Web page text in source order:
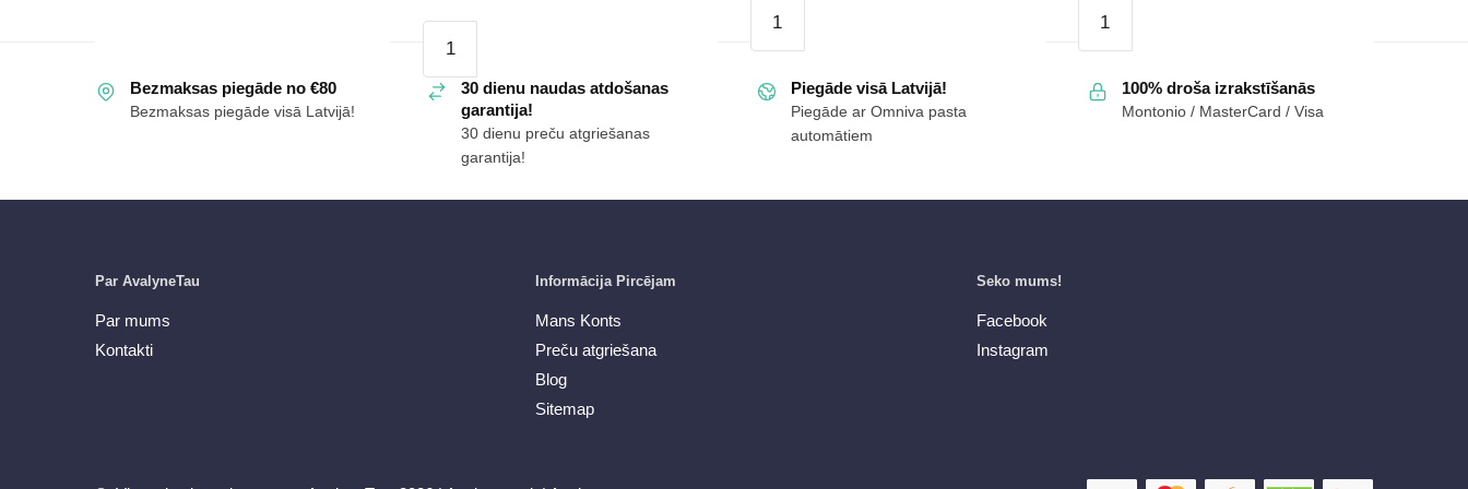
sandales
Weekend
Vegan
Navy
daudzums
čības
26000086
daudzums
čības
27223
daudzums
Bezmaksas piegāde no €80
Bezmaksas piegāde visā Latvijā!
30 dienu naudas atdošanas
garantija!
30 dienu preču atgriešanas
garantija!
Piegāde visā Latvijā!
Piegāde ar Omniva pasta
automātiem
100% droša izrakstīšanās
Montonio / MasterCard / Visa
Par AvalyneTau
Par mums
Kontakti
Informācija Pircējam
Mans Konts
Preču atgriešana
Blog
Sitemap
Seko mums!
Facebook
Instagram